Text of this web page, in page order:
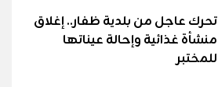
تحرك عاجل من بلدية ظفار.. إغلاق
منشأة غذائية وإحالة عيناتها
للمختبر